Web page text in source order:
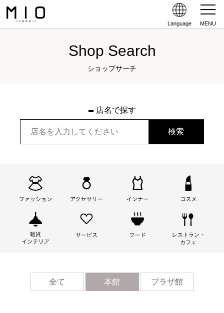
Language MENU
Shop Search
ショップサーチ
店名で探す
全て 本館 プラザ館